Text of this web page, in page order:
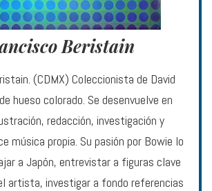
Beristain
(CDMX) Coleccionista de David
hueso colorado. Se desenvuelve en
redacción, investigación y
música propia. Su pasión por Bowie lo
a Japón, entrevistar a figuras clave
artista, investigar a fondo referencias